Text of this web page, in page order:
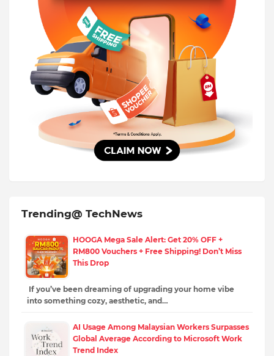
Trending@ TechNews
HOOGA Mega Sale Alert: Get 20% OFF +
RM800 Vouchers + Free Shipping! Don’t Miss
This Drop
If you’ve been dreaming of upgrading your home vibe
into something cozy, aesthetic, and…
AI Usage Among Malaysian Workers Surpasses
Global Average According to Microsoft Work
Trend Index